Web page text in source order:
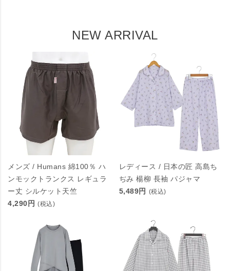
NEW ARRIVAL
メンズ / Humans 綿100％ ハ
ンモックトランクス レギュラ
ー丈 シルケット天竺
4,290円 (税込)
レディース / 日本の匠 高島ち
ぢみ 楊柳 長袖 パジャマ
5,489円 (税込)